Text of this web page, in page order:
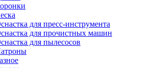
для пресс-инструмента
для прочистных машин
для пылесосов